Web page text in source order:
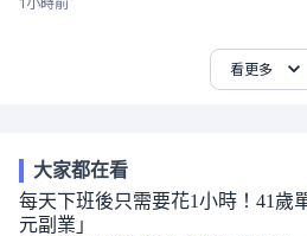
看更多
大家都在看
每天下班後只需要花1小時！41歲
元副業」